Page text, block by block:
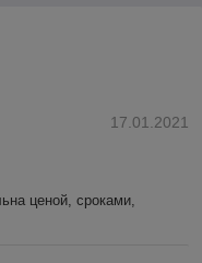
17.01.2021
ценой, сроками,